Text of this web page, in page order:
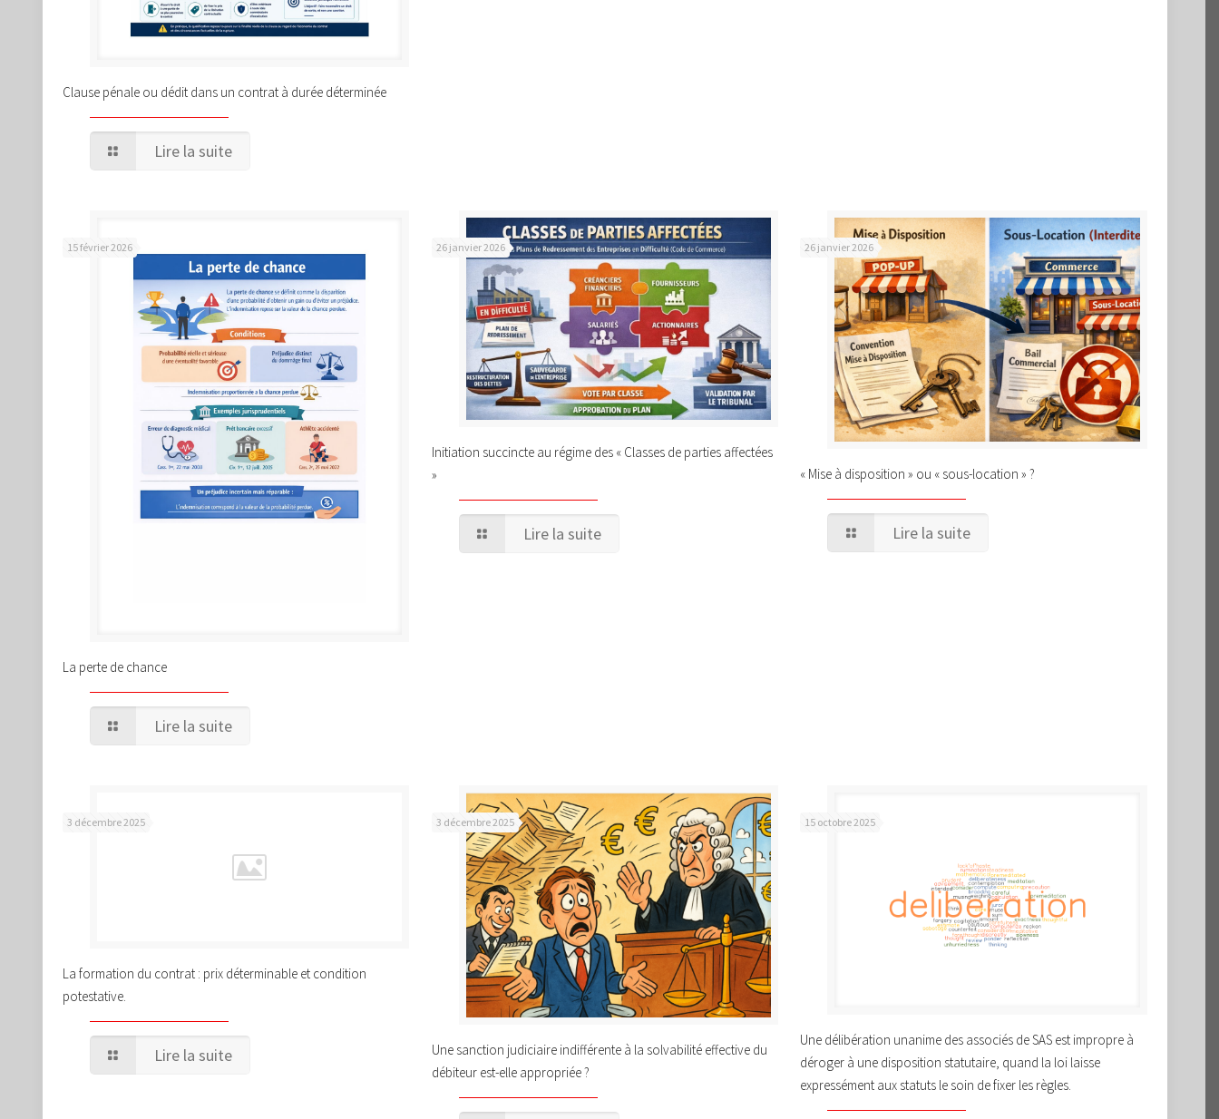
Clause pénale ou dédit dans un contrat à durée déterminée
Lire la suite
15 février 2026
La perte de chance
Lire la suite
26 janvier 2026
Initiation succincte au régime des « Classes de parties affectées
»
Lire la suite
26 janvier 2026
« Mise à disposition » ou « sous-location » ?
Lire la suite
3 décembre 2025
La formation du contrat : prix déterminable et condition
potestative.
Lire la suite
3 décembre 2025
Une sanction judiciaire indifférente à la solvabilité effective du
débiteur est-elle appropriée ?
15 octobre 2025
Une délibération unanime des associés de SAS est impropre à
déroger à une disposition statutaire, quand la loi laisse
expressément aux statuts le soin de fixer les règles.